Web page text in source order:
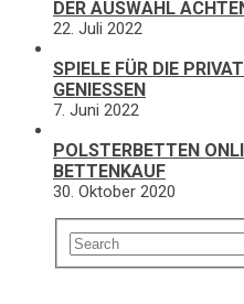
DER AUSWAHL
22. Juli 2022
SPIELE FÜR DIE
GENIESSEN
7. Juni 2022
POLSTERBETTEN
BETTENKAUF
30. Oktober 2020